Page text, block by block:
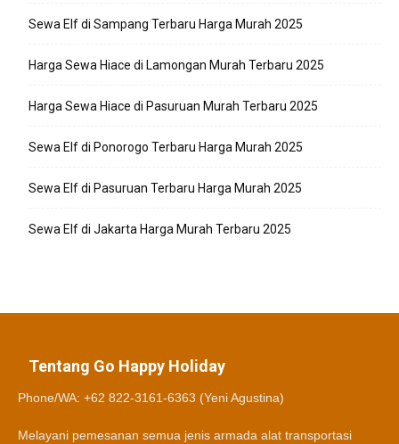
Sewa Elf di Sampang Terbaru Harga Murah 2025
Harga Sewa Hiace di Lamongan Murah Terbaru 2025
Harga Sewa Hiace di Pasuruan Murah Terbaru 2025
Sewa Elf di Ponorogo Terbaru Harga Murah 2025
Sewa Elf di Pasuruan Terbaru Harga Murah 2025
Sewa Elf di Jakarta Harga Murah Terbaru 2025
Tentang Go Happy Holiday
Phone/WA: +62 822-3161-6363 (Yeni Agustina)
Melayani pemesanan semua jenis armada alat transportasi